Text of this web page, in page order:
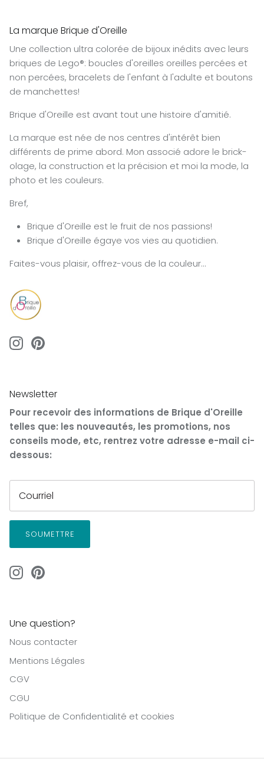
La marque Brique d'Oreille
Une collection ultra colorée de bijoux inédits avec leurs
briques de Lego®: boucles d'oreilles oreilles percées et
non percées, bracelets de l'enfant à l'adulte et boutons
de manchettes!
Brique d'Oreille est avant tout une histoire d'amitié.
La marque est née de nos centres d'intérêt bien
différents de prime abord. Mon associé adore le brick-
olage, la construction et la précision et moi la mode, la
photo et les couleurs.
Bref,
Brique d'Oreille est le fruit de nos passions!
Brique d'Oreille égaye vos vies au quotidien.
Faites-vous plaisir, offrez-vous de la couleur...
Newsletter
Pour recevoir des informations de Brique d'Oreille
telles que: les nouveautés, les promotions, nos
conseils mode, etc, rentrez votre adresse e-mail ci-
dessous:
SOUMETTRE
Une question?
Nous contacter
Mentions Légales
CGV
CGU
Politique de Confidentialité et cookies